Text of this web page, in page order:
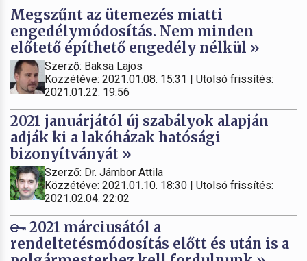
Megszűnt az ütemezés miatti
engedélymódosítás. Nem minden
előtető építhető engedély nélkül »
Szerző: Baksa Lajos
Közzétéve: 2021.01.08. 15:31 | Utolsó frissítés:
2021.01.22. 19:56
2021 januárjától új szabályok alapján
adják ki a lakóházak hatósági
bizonyítványát »
Szerző: Dr. Jámbor Attila
Közzétéve: 2021.01.10. 18:30 | Utolsó frissítés:
2021.02.04. 22:02
2021 márciusától a
rendeltetésmódosítás előtt és után is a